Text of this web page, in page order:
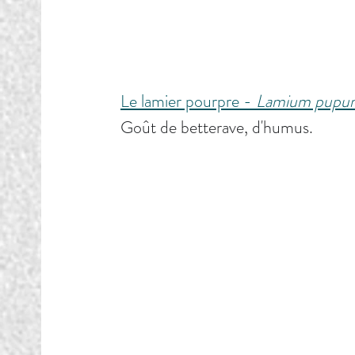
Le lamier pourpre - Lamium
Goût de betterave, d'humus.